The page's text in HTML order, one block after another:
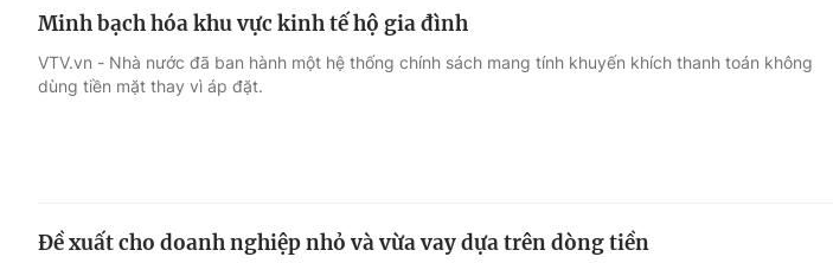
Minh bạch hóa khu vực kinh tế hộ gia đình
VTV.vn - Nhà nước đã ban hành một hệ thống chính sách mang tính khuyến khích thanh toán không
dùng tiền mặt thay vì áp đặt.
Đề xuất cho doanh nghiệp nhỏ và vừa vay dựa trên dòng tiền